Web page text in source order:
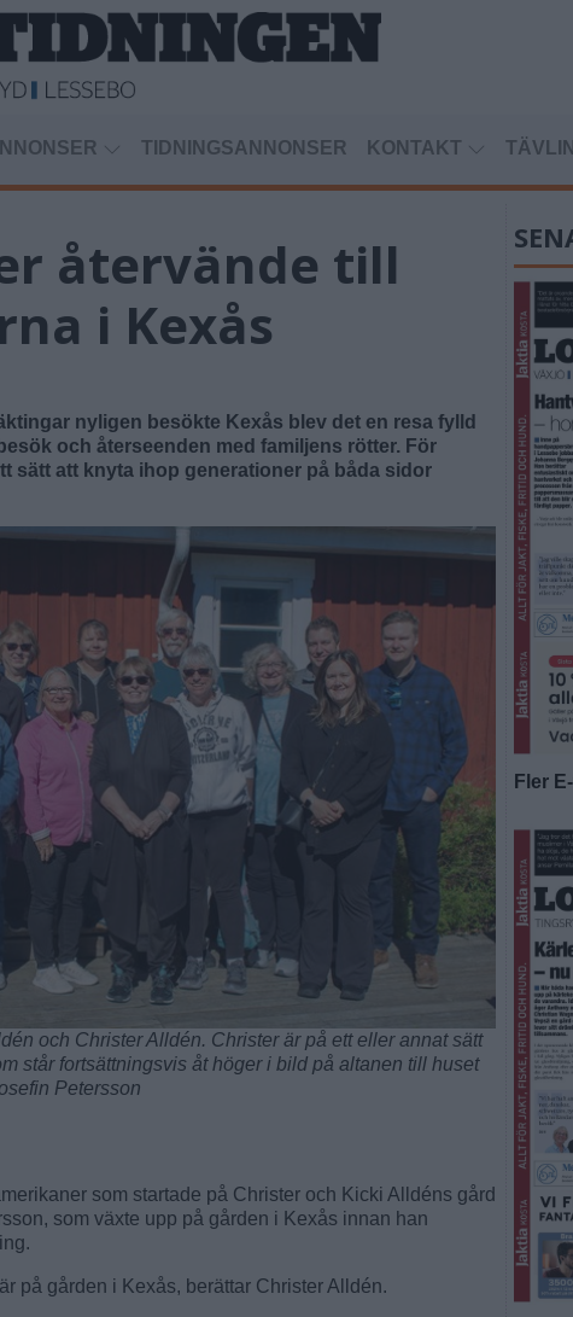
TIDNINGSANNONSER KONTAKT
återvände till
i Kexås
nyligen besökte Kexås blev det en resa fylld
och återseenden med familjens rötter. För
sätt att knyta ihop generationer på båda sidor
och Christer Alldén. Christer är på ett eller annat sätt
står fortsättningsvis åt höger i bild på altanen till huset
Petersson
som startade på Christer och Kicki Alldéns gård
som växte upp på gården i Kexås innan han
på gården i Kexås, berättar Christer Alldén.
Fler